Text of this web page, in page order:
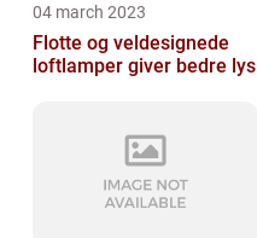
04 march 2023
Flotte og veldesignede
loftlamper giver bedre lys